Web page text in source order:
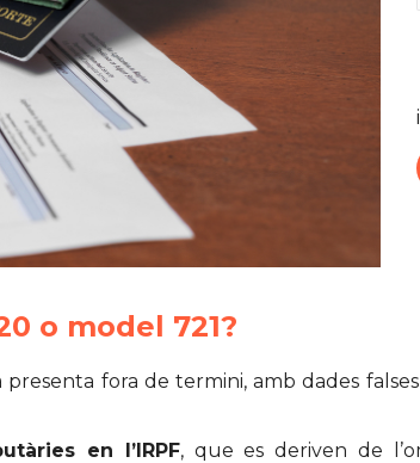
o model 721?
fora de termini, amb dades
en l’IRPF, que es deriven de